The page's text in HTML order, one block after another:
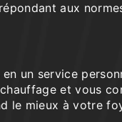
aux
un service
et vous
le mieux à votre